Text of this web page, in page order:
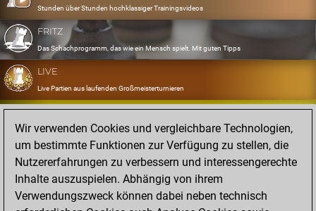
Stunden über Stunden hochklassiger Trainingsvideos
FRITZ
Das Schachprogramm, das wie ein Mensch spielt. Mit guten Tipps
LIVE
Live Partien aus laufenden Großmeisterturnieren
OPENINGS
Erfassen und Üben Sie Ihr Eröffnungsrepertoire
DATABASE
Acht Millionen starke Partien
MYGAMES
Speichern und analysieren Sie eigene Partien in der Cloud
Wir verwenden Cookies und vergleichbare Technologien,
um bestimmte Funktionen zur Verfügung zu stellen, die
Nutzererfahrungen zu verbessern und interessengerechte
Inhalte auszuspielen. Abhängig von ihrem
Verwendungszweck können dabei neben technisch